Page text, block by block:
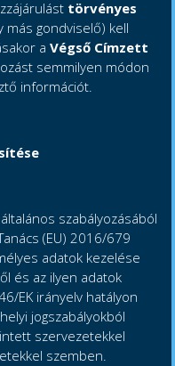
törvényes
más gondviselő) kell
aVégső Címzett
semmilyen módon
információt.
szabályozásából
(EU) 2016/679
adatok kezelése
és az ilyen adatok
EK irányelv hatályon
jogszabályokból
szervezetekkel
szemben.